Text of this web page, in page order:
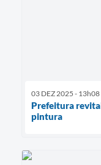
03 DEZ 2025 - 13h08
Prefeitura
pintura